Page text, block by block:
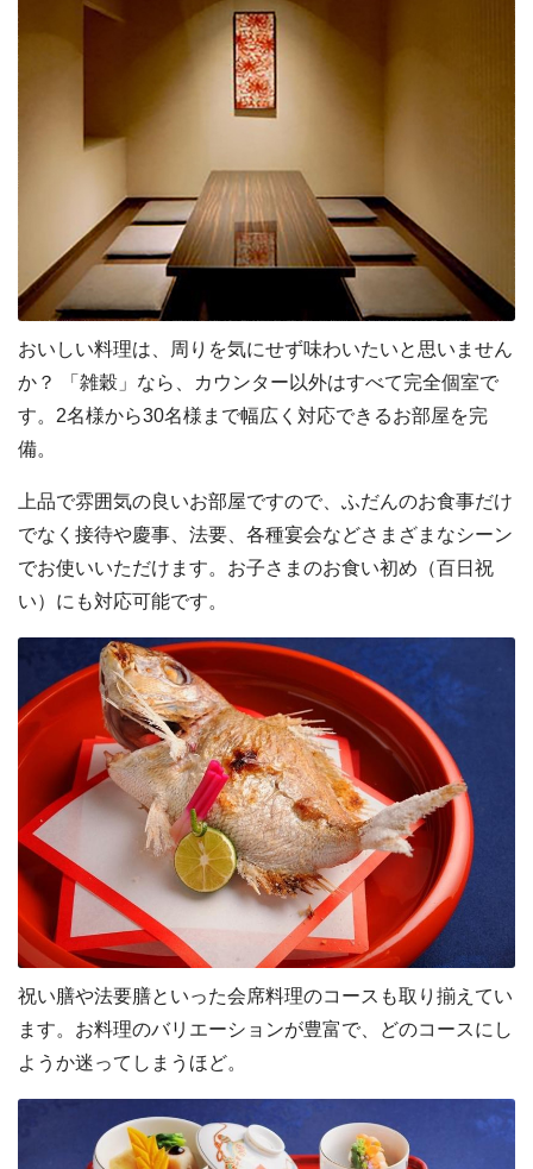
おいしい料理は、周りを気にせず味わいたいと思いません
か？ 「雑穀」なら、カウンター以外はすべて完全個室で
す。2名様から30名様まで幅広く対応できるお部屋を完
備。
上品で雰囲気の良いお部屋ですので、ふだんのお食事だけ
でなく接待や慶事、法要、各種宴会などさまざまなシーン
でお使いいただけます。お子さまのお食い初め（百日祝
い）にも対応可能です。
祝い膳や法要膳といった会席料理のコースも取り揃えてい
ます。お料理のバリエーションが豊富で、どのコースにし
ようか迷ってしまうほど。